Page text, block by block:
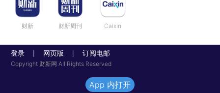
财新 财新周刊 Caixin
登录 网页版 订阅电邮
Copyright 财新网 All Rights Reserved
App 内打开